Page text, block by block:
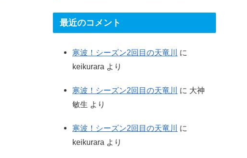
最近のコメント
寒波！シーズン2回目の天竜川
に
keikurara より
寒波！シーズン2回目の天竜川 に 大神
敏生 より
寒波！シーズン2回目の天竜川
に
keikurara より